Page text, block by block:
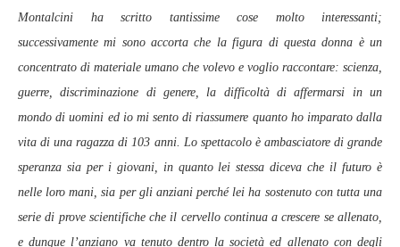
Montalcini ha scritto tantissime cose molto interessanti;
successivamente mi sono accorta che la figura di questa donna è un
concentrato di materiale umano che volevo e voglio raccontare: scienza,
guerre, discriminazione di genere, la difficoltà di affermarsi in un
mondo di uomini ed io mi sento di riassumere quanto ho imparato dalla
vita di una ragazza di 103 anni. Lo spettacolo è ambasciatore di grande
speranza sia per i giovani, in quanto lei stessa diceva che il futuro è
nelle loro mani, sia per gli anziani perché lei ha sostenuto con tutta una
serie di prove scientifiche che il cervello continua a crescere se allenato,
e dunque l’anziano va tenuto dentro la società ed allenato con degli